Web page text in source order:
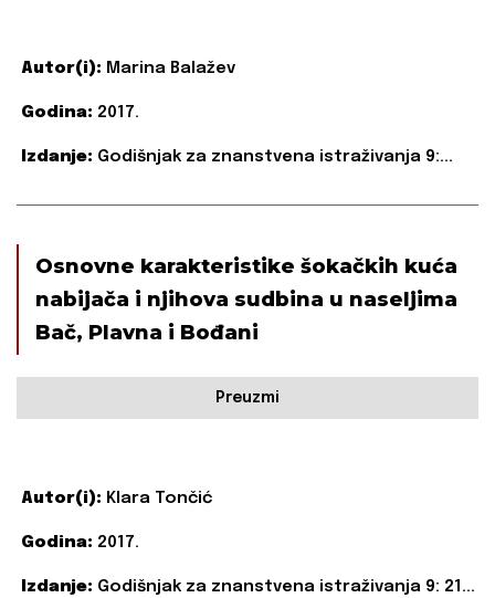
Autor(i): Marina Balažev
Godina: 2017.
Izdanje: Godišnjak za znanstvena istraživanja 9:...
Osnovne karakteristike šokačkih kuća
nabijača i njihova sudbina u naseljima
Bač, Plavna i Bođani
Preuzmi
Autor(i): Klara Tončić
Godina: 2017.
Izdanje: Godišnjak za znanstvena istraživanja 9: 21...